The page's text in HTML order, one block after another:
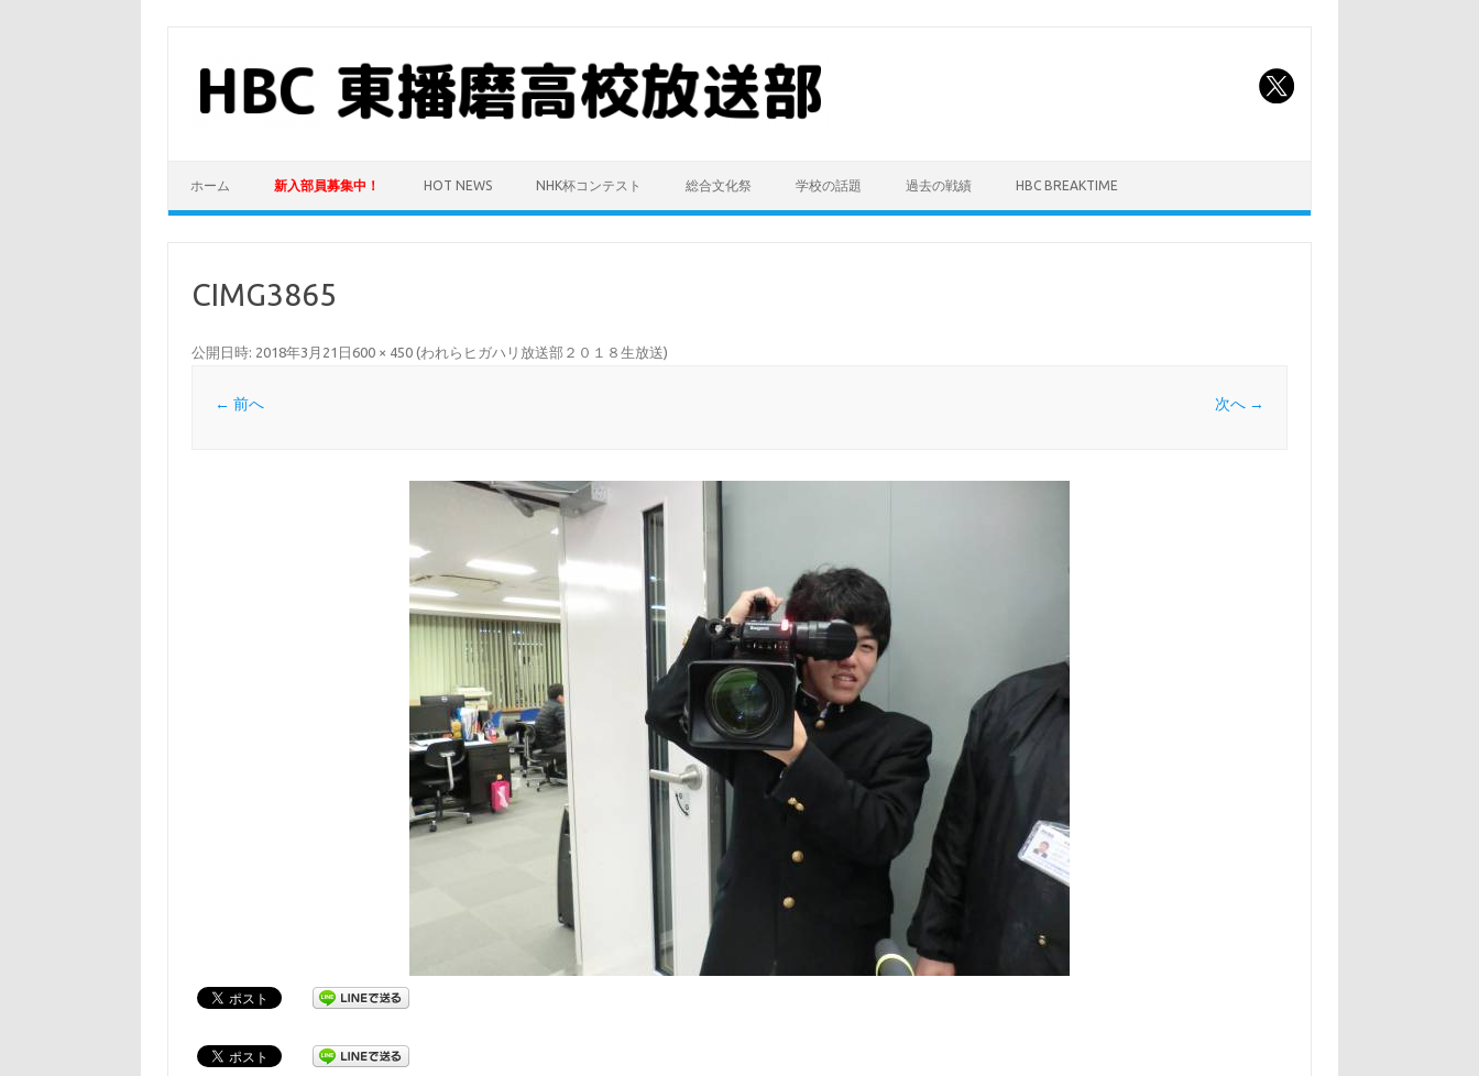
ホーム 新入部員募集中！ HOT NEWS NHK杯コンテスト 総合文化祭 学校の話題 過去の戦績 HBC BREAKTIME
CIMG3865
公開日時: 2018年3月21日 600 × 450(われらヒガハリ放送部２０１８生放送)
← 前へ 次へ →